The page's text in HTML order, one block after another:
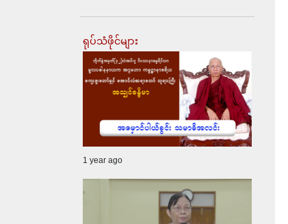
ရုပ်သံဖိုင်များ
1 year ago